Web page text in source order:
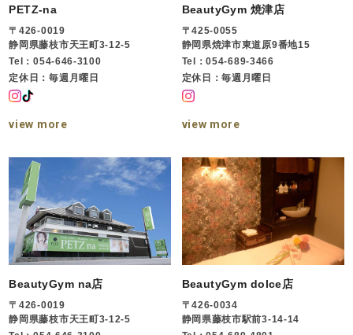
PETZ-na
〒426-0019
静岡県藤枝市天王町3-12-5
Tel：054-646-3100
定休日：毎週月曜日
view more
BeautyGym 焼津店
〒425-0055
静岡県焼津市東道原9番地15
Tel：054-689-3466
定休日：毎週月曜日
view more
BeautyGym na店
〒426-0019
静岡県藤枝市天王町3-12-5
BeautyGym dolce店
〒426-0034
静岡県藤枝市駅前3-14-14